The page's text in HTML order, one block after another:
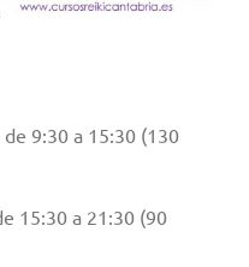
9:30 a 15:30 (130
15:30 a 21:30 (90